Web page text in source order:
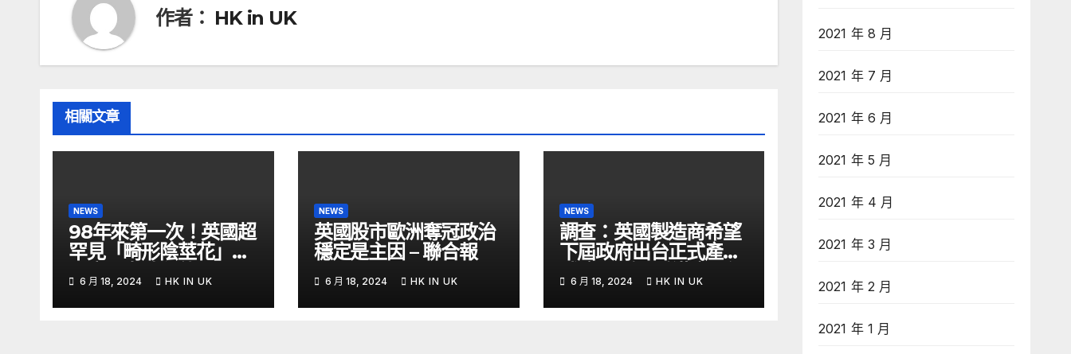
作者： HK in UK
相關文章
NEWS
98年來第一次！英國超
罕見「畸形陰莖花」開
了腐屍臭味狂傳 –
ETtoday
6 月 18, 2024 HK IN UK
NEWS
英國股市歐洲奪冠政治
穩定是主因 – 聯合報
6 月 18, 2024 HK IN UK
NEWS
調查：英國製造商希望
下屆政府出台正式產業
戰略- 國際- 香港文匯網
– 文匯報
6 月 18, 2024 HK IN UK
2021 年 8 月
2021 年 7 月
2021 年 6 月
2021 年 5 月
2021 年 4 月
2021 年 3 月
2021 年 2 月
2021 年 1 月